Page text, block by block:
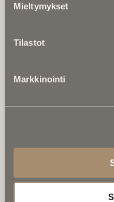
Mieltymykset
Tilastot
Markkinointi
Ikuisuusmedia
Ikuisuusmedia on
valtakunnallinen
Tietoa meistä
Etusivu